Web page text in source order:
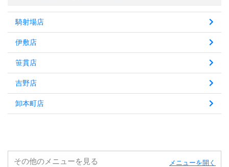
騎射場店
伊敷店
笹貫店
吉野店
卸本町店
その他のメニューを見る メニューを開く